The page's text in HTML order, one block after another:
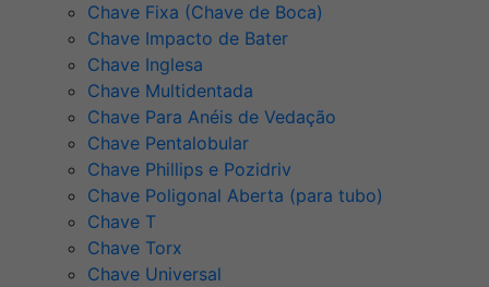
Chave Fixa (Chave de Boca)
Chave Impacto de Bater
Chave Inglesa
Chave Multidentada
Chave Para Anéis de Vedação
Chave Pentalobular
Chave Phillips e Pozidriv
Chave Poligonal Aberta (para tubo)
Chave T
Chave Torx
Chave Universal